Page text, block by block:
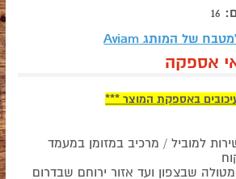
16
של המותג Aviam
אספקה
באספקת המוצר ***
למוביל / מרכיב במזומן במעמד
שבצפון ועד אזור ירוחם שבדרום